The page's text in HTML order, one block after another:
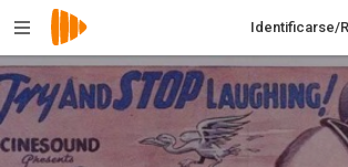
Identificarse/